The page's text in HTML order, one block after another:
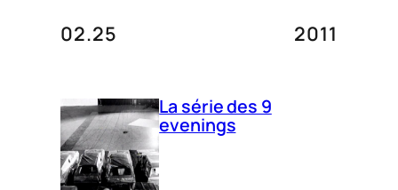
02.25 2011
La série des 9
evenings